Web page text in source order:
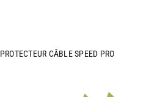
PROTECTEUR CÂBLE SPEED PRO